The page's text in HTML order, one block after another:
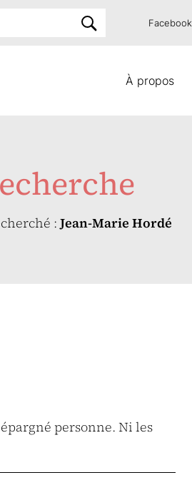
À propos
Facebook
:Jean-Marie Hordé
personne. Ni les